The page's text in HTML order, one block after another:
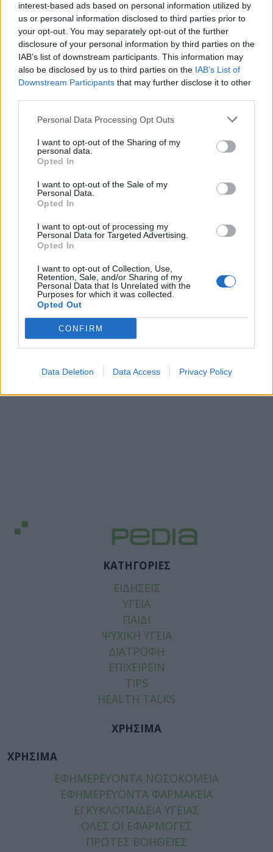
interest-based ads based on personal information utilized by
us or personal information disclosed to third parties prior to
your opt-out. You may separately opt-out of the further
disclosure of your personal information by third parties on the
IAB’s list of downstream participants. This information may
also be disclosed by us to third parties on the IAB’s List of
Downstream Participants that may further disclose it to other
Personal Data Processing Opt Outs
I want to opt-out of the Sharing of my
personal data.
Opted In
I want to opt-out of the Sale of my
Personal Data.
Opted In
I want to opt-out of processing my
Personal Data for Targeted Advertising.
Opted In
I want to opt-out of Collection, Use,
Retention, Sale, and/or Sharing of my
Personal Data that Is Unrelated with the
Purposes for which it was collected.
Opted Out
CONFIRM
Data Deletion Data Access Privacy Policy
Δείτε ποιάνοσοκομείαεφημερεύουν
ΚΑΤΗΓΟΡΙΕΣ
ΕΙΔΗΣΕΙΣ
ΥΓΕΙΑ
ΠΑΙΔΙ
ΨΥΧΙΚΗ ΥΓΕΙΑ
ΔΙΑΤΡΟΦΗ
ΕΠΙΧΕΙΡΕΙΝ
TIPS
HEALTH TALKS
ΧΡΗΣΙΜΑ
ΧΡΗΣΙΜΑ
ΕΦΗΜΕΡΕΥΟΝΤΑ ΝΟΣΟΚΟΜΕΙΑ
ΕΦΗΜΕΡΕΥΟΝΤΑ ΦΑΡΜΑΚΕΙΑ
ΕΓΚΥΚΛΟΠΑΙΔΕΙΑ ΥΓΕΙΑΣ
ΟΛΕΣ ΟΙ ΕΦΑΡΜΟΓΕΣ
ΠΡΩΤΕΣ ΒΟΗΘΕΙΕΣ